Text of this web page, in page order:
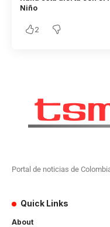
Niño
2
Portal de noticias de
Quick Links
About